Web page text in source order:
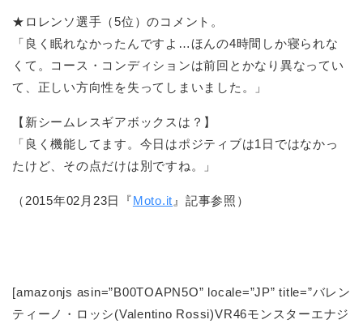
★ロレンソ選手（5位）のコメント。
「良く眠れなかったんですよ…ほんの4時間しか寝られな
くて。コース・コンディションは前回とかなり異なってい
て、正しい方向性を失ってしまいました。」
【新シームレスギアボックスは？】
「良く機能してます。今日はポジティブは1日ではなかっ
たけど、その点だけは別ですね。」
（2015年02月23日『Moto.it 』記事参照）
[amazonjs asin=”B00TOAPN5O” locale=”JP” title=”バレン
ティーノ・ロッシ(Valentino Rossi)VR46モンスターエナジ